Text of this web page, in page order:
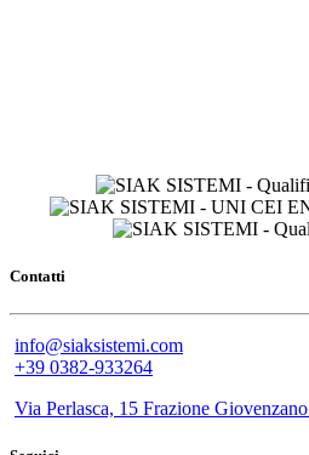
Contatti
info@siaksistemi.com
+39 0382-933264
Via Perlasca, 15 Frazione